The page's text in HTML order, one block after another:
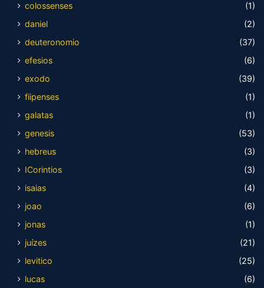
colossenses
(1)
daniel
(2)
deuteronomio
(37)
efesios
(6)
exodo
(39)
fiipenses
(1)
galatas
(1)
genesis
(53)
hebreus
(3)
ICorintios
(3)
isaias
(4)
joao
(6)
jonas
(1)
juízes
(21)
levitico
(25)
lucas
(6)